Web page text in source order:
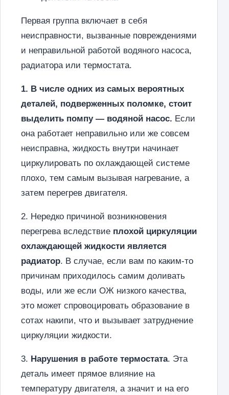
Первая группа включает в себя
неисправности, вызванные повреждениями
и неправильной работой водяного насоса,
радиатора или термостата.
1. В числе одних из самых вероятных
деталей, подверженных поломке, стоит
выделить помпу — водяной насос. Если
она работает неправильно или же совсем
неисправна, жидкость внутри начинает
циркулировать по охлаждающей системе
плохо, тем самым вызывая нагревание, а
затем перегрев двигателя.
2. Нередко причиной возникновения
перегрева вследствие плохой циркуляции
охлаждающей жидкости является
радиатор. В случае, если вам по каким-то
причинам приходилось самим доливать
воды, или же если ОЖ низкого качества,
это может спровоцировать образование в
сотах накипи, что и вызывает затруднение
циркуляции жидкости.
3. Нарушения в работе термостата. Эта
деталь имеет прямое влияние на
температуру двигателя, а значит и на его